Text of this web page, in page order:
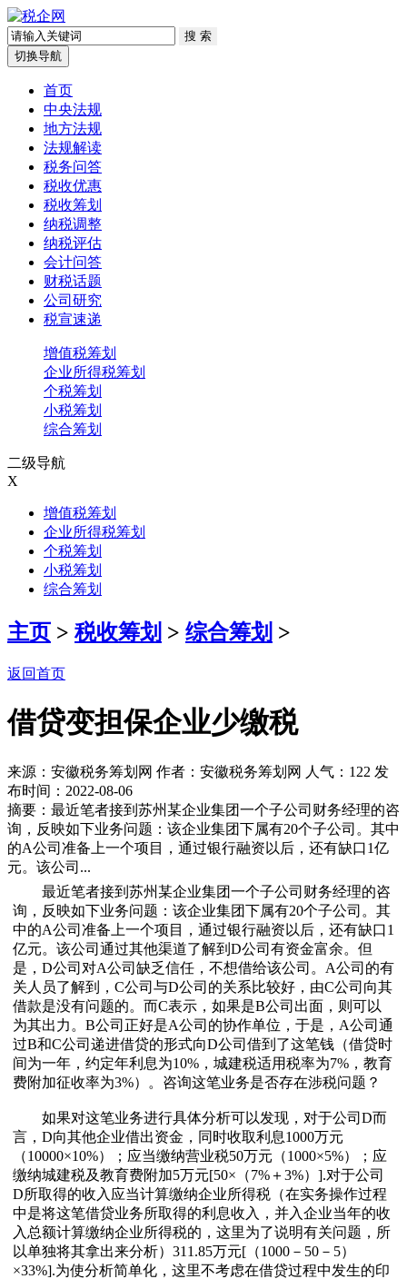
切换导航
首页
中央法规
地方法规
法规解读
税务问答
税收优惠
税收筹划
纳税调整
纳税评估
会计问答
财税话题
公司研究
税宣速递
增值税筹划
企业所得税筹划
个税筹划
小税筹划
综合筹划
二级导航
X
增值税筹划
企业所得税筹划
个税筹划
小税筹划
综合筹划
主页 > 税收筹划 > 综合筹划 >
返回首页
借贷变担保企业少缴税
来源：安徽税务筹划网 作者：安徽税务筹划网 人气： 122 发
布时间：2022-08-06
摘要：最近笔者接到苏州某企业集团一个子公司财务经理的咨
询，反映如下业务问题：该企业集团下属有20个子公司。其中
的A公司准备上一个项目，通过银行融资以后，还有缺口1亿
元。该公司...
最近笔者接到苏州某企业集团一个子公司财务经理的咨
询，反映如下业务问题：该企业集团下属有20个子公司。其
中的A公司准备上一个项目，通过银行融资以后，还有缺口1
亿元。该公司通过其他渠道了解到D公司有资金富余。但
是，D公司对A公司缺乏信任，不想借给该公司。A公司的有
关人员了解到，C公司与D公司的关系比较好，由C公司向其
借款是没有问题的。而C表示，如果是B公司出面，则可以
为其出力。B公司正好是A公司的协作单位，于是，A公司通
过B和C公司递进借贷的形式向D公司借到了这笔钱（借贷时
间为一年，约定年利息为10%，城建税适用税率为7%，教育
费附加征收率为3%）。咨询这笔业务是否存在涉税问题？
如果对这笔业务进行具体分析可以发现，对于公司D而
言，D向其他企业借出资金，同时收取利息1000万元
（10000×10%）；应当缴纳营业税50万元（1000×5%）；应
缴纳城建税及教育费附加5万元[50×（7%＋3%）].对于公司
D所取得的收入应当计算缴纳企业所得税（在实务操作过程
中是将这笔借贷业务所取得的利息收入，并入企业当年的收
入总额计算缴纳企业所得税的，这里为了说明有关问题，所
以单独将其拿出来分析）311.85万元[（1000－50－5）
×33%].为使分析简单化，这里不考虑在借贷过程中发生的印